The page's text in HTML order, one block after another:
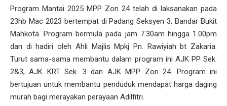
Program Mantai 2025 MPP Zon 24 telah di laksanakan pada
23hb Mac 2023 bertempat di Padang Seksyen 3, Bandar Bukit
Mahkota. Program bermula pada jam 7.30am hingga 1.00pm
dan di hadiri oleh Ahli Majlis Mpkj Pn. Rawiyiah bt Zakaria.
Turut sama-sama membantu dalam program ini AJK PP Sek.
2&3, AJK KRT Sek. 3 dan AJK MPP Zon 24. Program ini
bertujuan untuk membantu penduduk mendapat harga daging
murah bagi merayakan perayaan Adilfitri.